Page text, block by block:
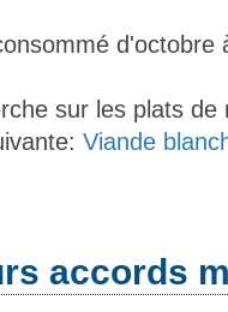
d'octobre
sur les plats
Viande
accords